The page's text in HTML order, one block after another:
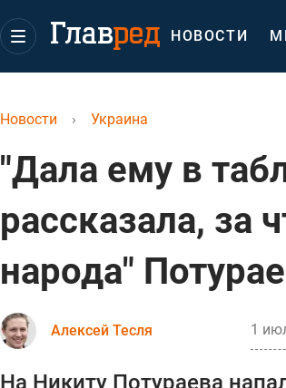
НОВОСТИ
Новости › Украина
"Дала ему в
рассказала, за
народа"
Алексей Тесля 1
На Никиту Потураева